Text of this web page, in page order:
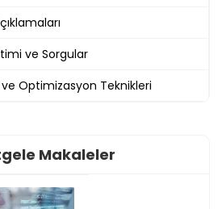
ve Sorgular
ve Optimizasyon Teknikleri
Makaleler